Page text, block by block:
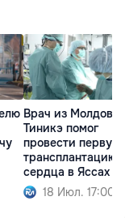
Врач из Молдовы
Тиникэ помог
провести первую
трансплантацию
сердца в Яссах
18 Июл. 17:00